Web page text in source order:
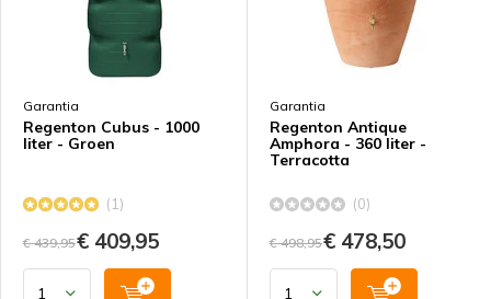
Garantia
Regenton Cubus - 1000
liter - Groen
(1)
€ 439,95€ 409,95
Garantia
Regenton Antique
Amphora - 360 liter -
Terracotta
(0)
€ 498,95€ 478,50